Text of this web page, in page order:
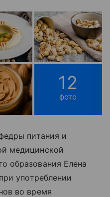
12
фото
питания и
медицинской
образования Елена
употреблении
во время